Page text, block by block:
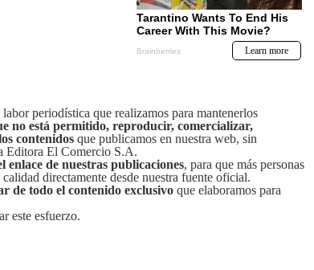
periodística que realizamos para mantenerlos
no está permitido, reproducir, comercializar,
contenidos que publicamos en nuestra web, sin
Editora El Comercio S.A.
de nuestras publicaciones, para que más personas
directamente desde nuestra fuente oficial.
de todo el contenido exclusivo que elaboramos para
este esfuerzo.